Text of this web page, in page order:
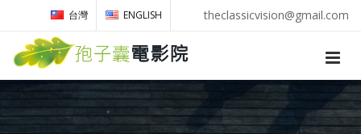
theclassicvision@gmail.com
台灣 ENGLISH